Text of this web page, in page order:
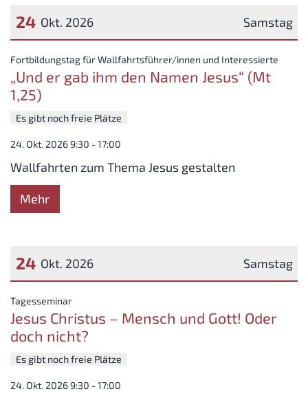
Samstag
24 Okt. 2026
Datum: 24. Oktober 2026
Fortbildungstag für Wallfahrtsführer/innen und Interessierte
„Und er gab ihm den Namen Jesus“ (Mt
1,25)
Es gibt noch freie Plätze
24. Okt. 2026 9:30 - 17:00
Wallfahrten zum Thema Jesus gestalten
Mehr
Samstag
24 Okt. 2026
Datum: 24. Oktober 2026
Tagesseminar:
Jesus Christus – Mensch und Gott! Oder
doch nicht?
Es gibt noch freie Plätze
24. Okt. 2026 9:30 - 17:00